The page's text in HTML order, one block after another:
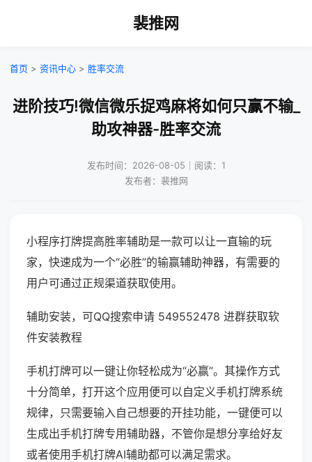
裴推网
首页 > 资讯中心 > 胜率交流
进阶技巧!微信微乐捉鸡麻将如何只赢不输_
助攻神器-胜率交流
发布时间：2026-08-05｜阅读：1
发布者：裴推网
小程序打牌提高胜率辅助是一款可以让一直输的玩
家，快速成为一个“必胜”的输赢辅助神器，有需要的
用户可通过正规渠道获取使用。
辅助安装，可QQ搜索申请 549552478 进群获取软
件安装教程
手机打牌可以一键让你轻松成为“必赢”。其操作方式
十分简单，打开这个应用便可以自定义手机打牌系统
规律，只需要输入自己想要的开挂功能，一键便可以
生成出手机打牌专用辅助器，不管你是想分享给好友
或者使用手机打牌AI辅助都可以满足需求。